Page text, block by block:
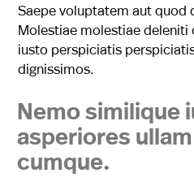
Saepe voluptatem aut quod
Molestiae molestiae
iusto perspiciatis
dignissimos.
Nemo similique
asperiores
cumque.